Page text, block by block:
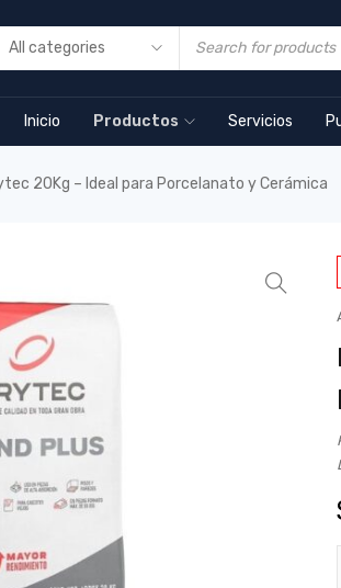
Inicio Productos Servicios
20Kg – Ideal para Porcelanato y Cerámica